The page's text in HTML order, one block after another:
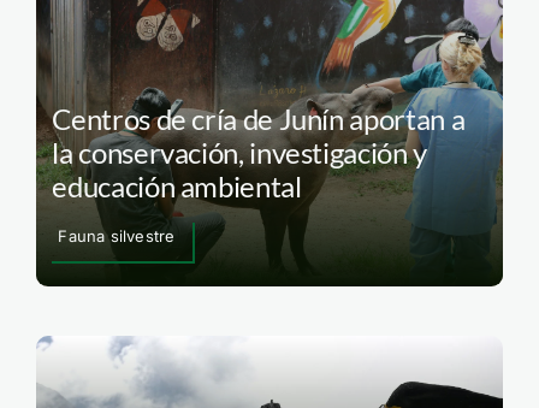
Centros de cría de Junín aportan a
la conservación, investigación y
educación ambiental
Fauna silvestre